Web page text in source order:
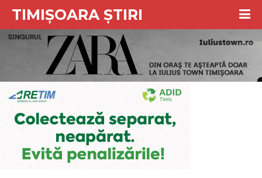
TIMIȘOARA ȘTIRI